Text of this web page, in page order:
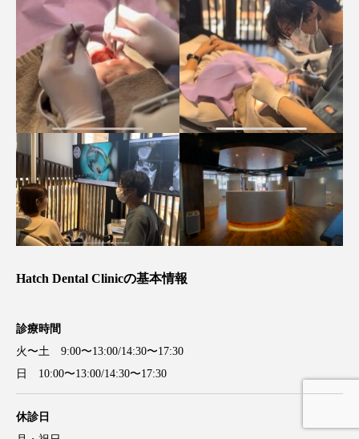
Hatch Dental Clinicの基本情報
診療時間
火〜土 9:00〜13:00/14:30〜17:30
日 10:00〜13:00/14:30〜17:30
休診日